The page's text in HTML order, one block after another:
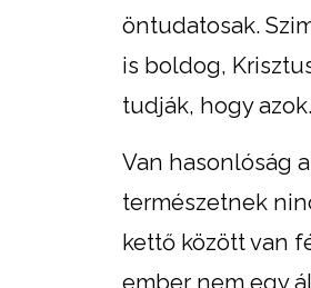
öntudatosak.
is boldog,
tudják, hogy azok.
Van hasonlóság
természetnek
kettő között van
ember nem egy